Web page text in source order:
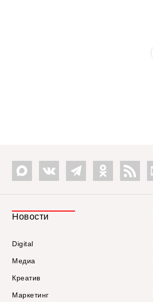
Новости
Digital
Медиа
Креатив
Маркетинг